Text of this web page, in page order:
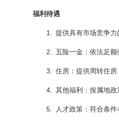
福利待遇
1. 提供具有市场竞争力
2. 五险一金：依法足额
3. 住房：提供周转住房
4. 其他福利：按属地政
5. 人才政策：符合条件